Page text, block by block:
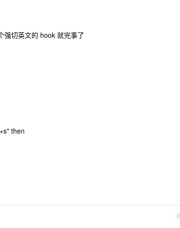
强切英文的 hook 就完事了
then
3